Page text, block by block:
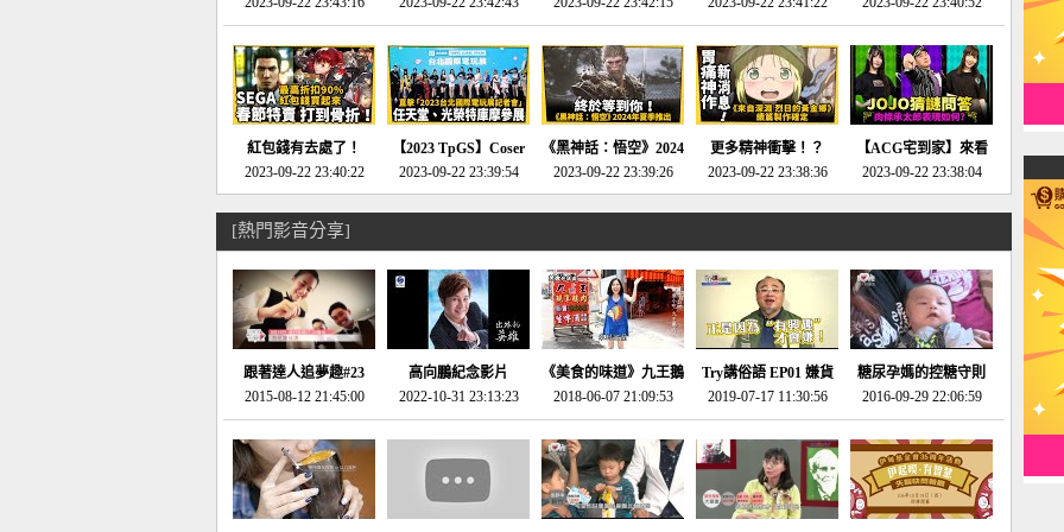
天平》介紹！-電玩宅
速配20230126
回「石村號」的恐懼體
驗-電玩宅速配
20230125
版」!!!今年就能玩到!!-
電玩宅速配20230124
動作角色扮演遊戲！-
電玩宅速配20230123
第一名早就決定了，封
面圖直接雷你!-電玩宅
速配20230120
紅包錢有去處了！
SEGA春節特賣 超過85
款遊戲打到骨折-電玩
宅速配20230119
2023-09-22 23:40:22
【2023 TpGS】Coser
和Show Girl搶先看！
直擊展前記者會-電玩
2023-09-22 23:39:54
《黑神話：悟空》2024
年夏季推出！確定不會
延期齁？-電玩宅速配
2023-09-22 23:39:26
更多精神衝擊！？
《來自深淵 烈日的黃
金鄉》續篇動畫確定
2023-09-22 23:38:36
【ACG宅到家】來看
就抽周邊！《JOJO的
奇妙冒險》問答大挑戰
年特展 feat 蕎羽 、櫻
花
2023-09-22 23:38:04
[熱門影音分享]
跟著達人追夢趣#23
promo-我想開間咖啡
館(謝佳凌)
2015-08-12 21:45:00
高向鵬紀念影片
2022-10-31 23:13:23
《美食的味道》九王鵝
肉
2018-06-07 21:09:53
Try講俗語 EP01 嫌貨
才是買貨人
2019-07-17 11:30:56
糖尿孕媽的控糖守則
2016-09-29 22:06:59